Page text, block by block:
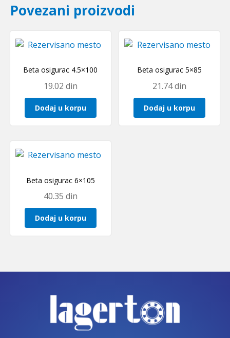
Povezani proizvodi
Beta osigurac 4.5×100
19.02 din
Dodaj u korpu
Beta osigurac 5×85
21.74din
Dodaj u korpu
Beta osigurac 6×105
40.35 din
Dodaj u korpu